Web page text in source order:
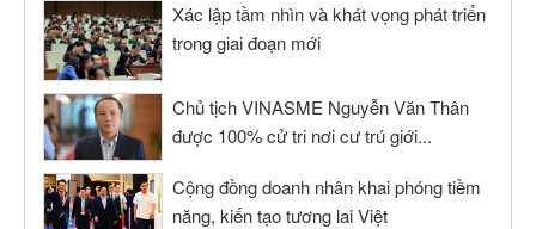
Xác lập tầm nhìn và khát vọng phát triển
trong giai đoạn mới
Chủ tịch VINASME Nguyễn Văn Thân
được 100% cử tri nơi cư trú giới...
Cộng đồng doanh nhân khai phóng tiềm
năng, kiến tạo tương lai Việt